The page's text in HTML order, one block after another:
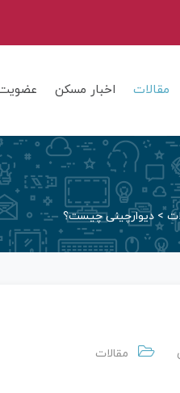
مقالات اخبار مسکن
> دیوارچینی چیست؟
مقالات